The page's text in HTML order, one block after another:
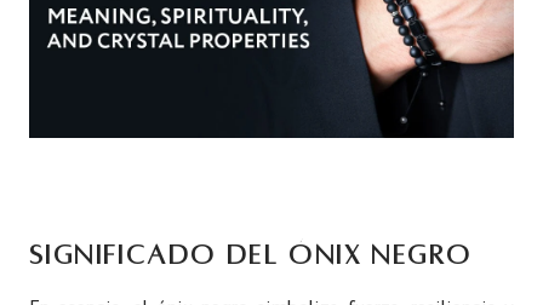
SIGNIFICADO DEL ÓNIX NEGRO